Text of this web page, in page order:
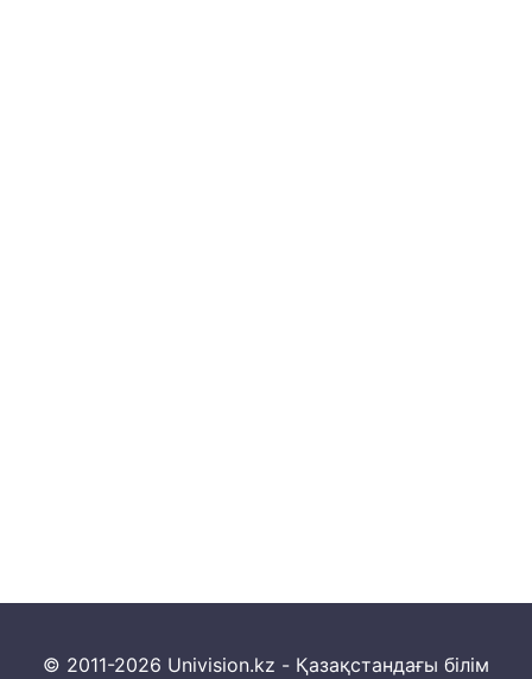
© 2011-2026 Univision.kz - Қазақстандағы білім